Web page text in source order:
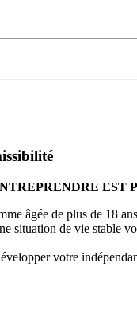
EST
âgée de plus de 18 ans
situation de vie stable
votre